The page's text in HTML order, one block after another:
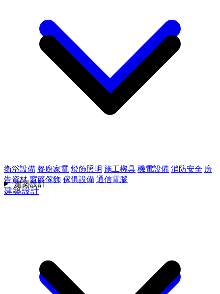
衛浴設備 餐廚家電 燈飾照明 施工機具 機電設備 消防安全 廣
告資材 窗簾傢飾 傢俱設備 通信電腦
建築設計
建築設計